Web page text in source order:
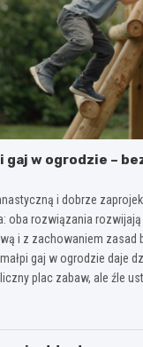
gaj w ogrodzie –
i dobrze
oba rozwiązania rozwijają
i z zachowaniem zasad
gaj w ogrodzie daje
plac zabaw, ale źle